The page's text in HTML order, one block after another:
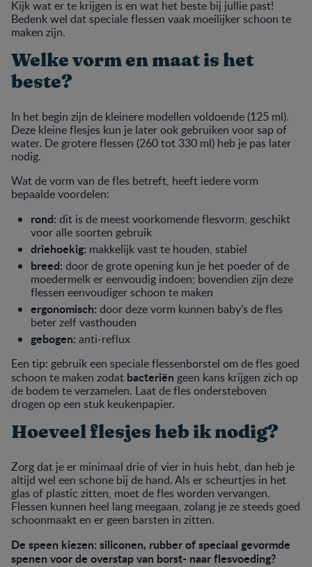
Kijk wat er te krijgen is en wat het beste bij jullie past!
Bedenk wel dat speciale flessen vaak moeilijker schoon te
maken zijn.
Welke vorm en maat is het
beste?
In het begin zijn de kleinere modellen voldoende (125 ml).
Deze kleine flesjes kun je later ook gebruiken voor sap of
water. De grotere flessen (260 tot 330 ml) heb je pas later
nodig.
Wat de vorm van de fles betreft, heeft iedere vorm
bepaalde voordelen:
rond: dit is de meest voorkomende flesvorm, geschikt
voor alle soorten gebruik
driehoekig: makkelijk vast te houden, stabiel
breed: door de grote opening kun je het poeder of de
moedermelk er eenvoudig indoen; bovendien zijn deze
flessen eenvoudiger schoon te maken
ergonomisch: door deze vorm kunnen baby's de fles
beter zelf vasthouden
gebogen: anti-reflux
Een tip: gebruik een speciale flessenborstel om de fles goed
schoon te maken zodat bacteriën geen kans krijgen zich op
de bodem te verzamelen. Laat de fles ondersteboven
drogen op een stuk keukenpapier.
Hoeveel flesjes heb ik nodig?
Zorg dat je er minimaal drie of vier in huis hebt, dan heb je
altijd wel een schone bij de hand. Als er scheurtjes in het
glas of plastic zitten, moet de fles worden vervangen.
Flessen kunnen heel lang meegaan, zolang je ze steeds goed
schoonmaakt en er geen barsten in zitten.
De speen kiezen: siliconen, rubber of speciaal gevormde
spenen voor de overstap van borst- naar flesvoeding?